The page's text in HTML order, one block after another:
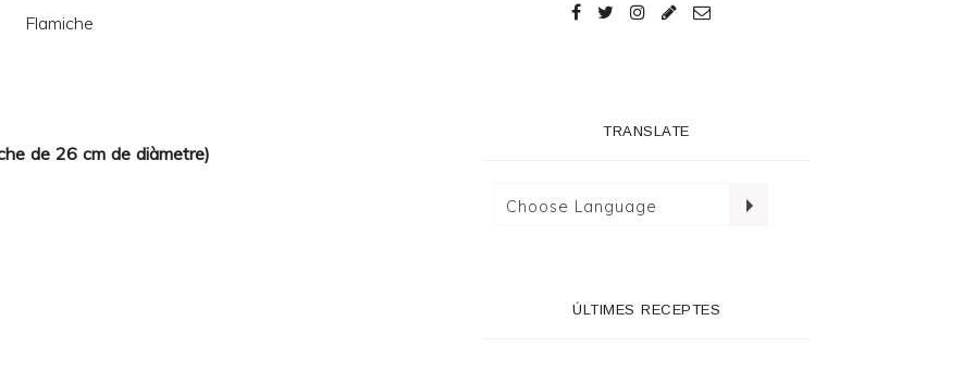
de 26 cm de diàmetre)
TRANSLATE
ÚLTIMES RECEPTES